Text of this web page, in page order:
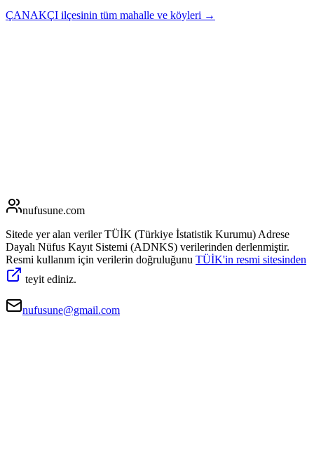
ÇANAKÇI ilçesinin tüm mahalle ve köyleri →
nufusune.com
Sitede yer alan veriler TÜİK (Türkiye İstatistik Kurumu) Adrese
Dayalı Nüfus Kayıt Sistemi (ADNKS) verilerinden derlenmiştir.
Resmi kullanım için verilerin doğruluğunu TÜİK'in resmi sitesinden
teyit ediniz.
nufusune@gmail.com